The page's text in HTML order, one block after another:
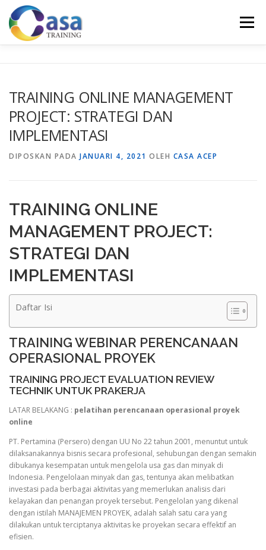
Lompat
konten
Menu
KONTAK KAMI SERTIFIKASI EVALUASI
TRAINING ONLINE MANAGEMENT
PROJECT: STRATEGI DAN
IMPLEMENTASI
DIPOSKAN PADA JANUARI 4, 2021 OLEH CASA ACEP
TRAINING ONLINE
MANAGEMENT PROJECT:
STRATEGI DAN
IMPLEMENTASI
Daftar Isi
TRAINING WEBINAR PERENCANAAN
OPERASIONAL PROYEK
TRAINING PROJECT EVALUATION REVIEW
TECHNIK UNTUK PRAKERJA
LATAR BELAKANG : pelatihan perencanaan operasional proyek
online
PT. Pertamina (Persero) dengan UU No 22 tahun 2001, menuntut untuk
dilaksanakannya bisnis secara profesional, sehubungan dengan semakin
dibukanya kesempatan untuk mengelola usa gas dan minyak di
Indonesia. Pengelolaan minyak dan gas, tentunya akan melibatkan
investasi pada berbagai aktivitas yang memerlukan analisis dari
kelayakan dan penangan proyek tersebut. Pengelolan yang dikenal
dengan istilah MANAJEMEN PROYEK, adalah salah satu cara yang
dilakukan untuk terciptanya aktivitas ke proyekan secara effektif an
efisien.